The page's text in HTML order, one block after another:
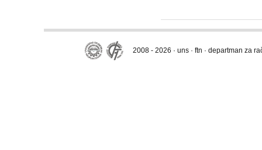
2008 - 2026 · uns · ftn · departman za